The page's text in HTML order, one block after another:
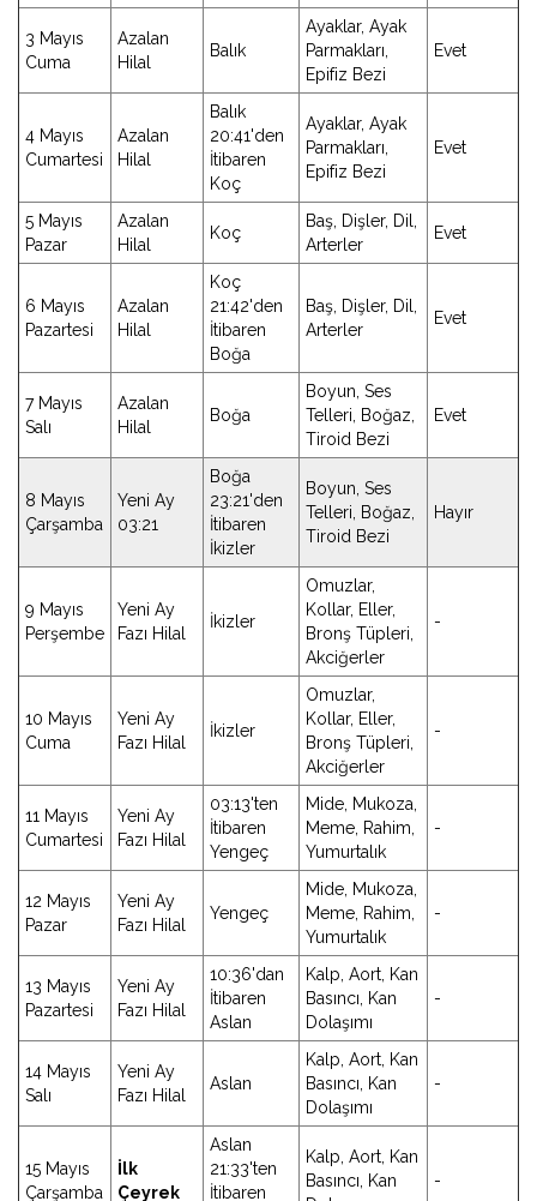
3 Mayıs
Cuma
Azalan
Hilal
Balık
Ayaklar, Ayak
Parmakları,
Epifiz Bezi
Evet
4 Mayıs
Cumartesi
Azalan
Hilal
Balık
20:41'den
İtibaren
Koç
Ayaklar, Ayak
Parmakları,
Epifiz Bezi
Evet
5 Mayıs
Pazar
Azalan
Hilal
Koç
Baş, Dişler, Dil,
Arterler
Evet
6 Mayıs
Pazartesi
Azalan
Hilal
Koç
21:42'den
İtibaren
Boğa
Baş, Dişler, Dil,
Arterler
Evet
7 Mayıs
Salı
Azalan
Hilal
Boğa
Boyun, Ses
Telleri, Boğaz,
Tiroid Bezi
Evet
8 Mayıs
Çarşamba
Yeni Ay
03:21
Boğa
23:21'den
İtibaren
İkizler
Boyun, Ses
Telleri, Boğaz,
Tiroid Bezi
Hayır
9 Mayıs
Perşembe
Yeni Ay
Fazı Hilal
İkizler
Omuzlar,
Kollar, Eller,
Bronş Tüpleri,
Akciğerler
-
10 Mayıs
Cuma
Yeni Ay
Fazı Hilal
İkizler
Omuzlar,
Kollar, Eller,
Bronş Tüpleri,
Akciğerler
-
11 Mayıs
Cumartesi
Yeni Ay
Fazı Hilal
03:13'ten
İtibaren
Yengeç
Mide, Mukoza,
Meme, Rahim,
Yumurtalık
-
12 Mayıs
Pazar
Yeni Ay
Fazı Hilal
Yengeç
Mide, Mukoza,
Meme, Rahim,
Yumurtalık
-
13 Mayıs
Pazartesi
Yeni Ay
Fazı Hilal
10:36'dan
İtibaren
Aslan
Kalp, Aort, Kan
Basıncı, Kan
Dolaşımı
-
14 Mayıs
Salı
Yeni Ay
Fazı Hilal
Aslan
Kalp, Aort, Kan
Basıncı, Kan
Dolaşımı
-
15 Mayıs
Çarşamba
İlk
Çeyrek
Aslan
21:33'ten
İtibaren
Kalp, Aort, Kan
Basıncı, Kan
-